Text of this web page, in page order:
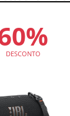
DESCONTO